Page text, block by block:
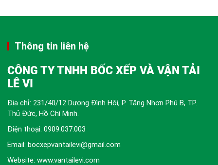
Thông tin liên hệ
CÔNG TY TNHH BỐC XẾP VÀ VẬN TẢI
LÊ VI
Địa chỉ: 231/40/12 Dương Đình Hội, P. Tăng Nhơn Phú B, TP.
Thủ Đức, Hồ Chí Minh.
Điện thoại: 0909.037.003
Email: bocxepvantailevi@gmail.com
Website: www.vantailevi.com